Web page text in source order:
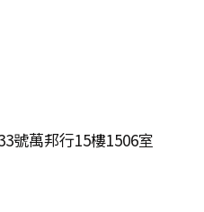
號萬邦行15樓1506室